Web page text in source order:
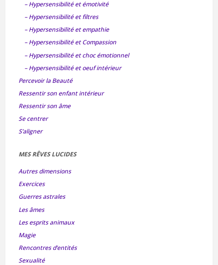
– Hypersensibilité et émotivité
– Hypersensibilité et filtres
– Hypersensibilité et empathie
– Hypersensibilité et Compassion
– Hypersensibilité et choc émotionnel
– Hypersensibilité et oeuf intérieur
Percevoir la Beauté
Ressentir son enfant intérieur
Ressentir son âme
Se centrer
S’aligner
MES RÊVES LUCIDES
Autres dimensions
Exercices
Guerres astrales
Les âmes
Les esprits animaux
Magie
Rencontres d’entités
Sexualité